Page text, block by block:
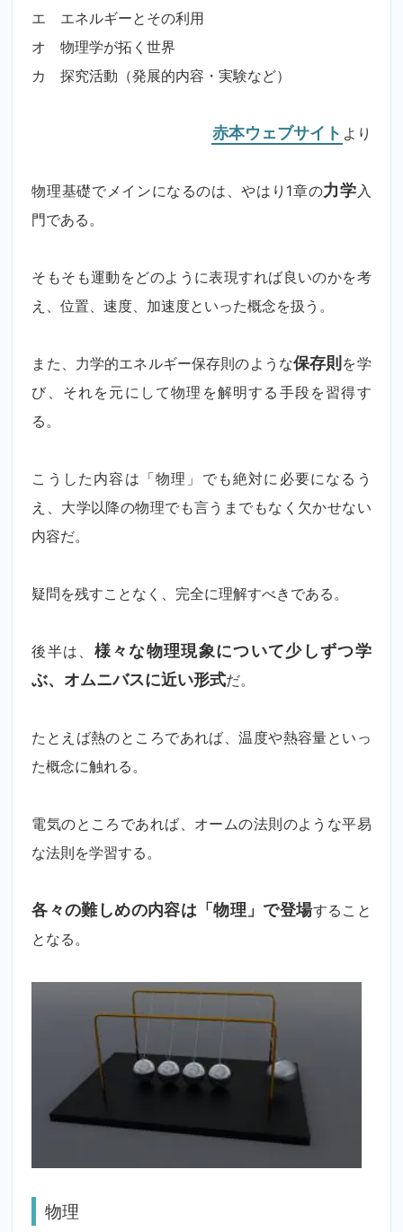
エ エネルギーとその利用
オ 物理学が拓く世界
カ 探究活動（発展的内容・実験など）
赤本ウェブサイト より
物理基礎でメインになるのは、やはり1章の力学 入
門である。
そもそも運動をどのように表現すれば良いのかを考
え、位置、速度、加速度といった概念を扱う。
また、力学的エネルギー保存則のような保存則 を学
び、それを元にして物理を解明する手段を習得す
る。
こうした内容は「物理」でも絶対に必要になるう
え、大学以降の物理でも言うまでもなく欠かせない
内容だ。
疑問を残すことなく、完全に理解すべきである。
後半は、 様々な物理現象について少しずつ学
ぶ、オムニバスに近い形式だ。
たとえば熱のところであれば、温度や熱容量といっ
た概念に触れる。
電気のところであれば、オームの法則のような平易
な法則を学習する。
各々の難しめの内容は「物理」で登場すること
となる。
物理